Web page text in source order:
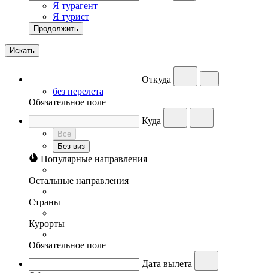
Я турагент
Я турист
Продолжить
Искать
Откуда
без перелета
Обязательное поле
Куда
Все
Без виз
Популярные направления
Остальные направления
Страны
Курорты
Обязательное поле
Дата вылета